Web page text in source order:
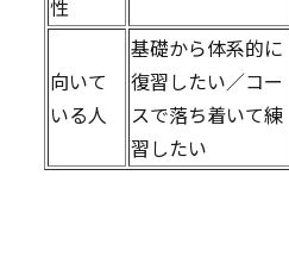
性
向いて
いる人
基礎から体系的に
復習したい／コー
スで落ち着いて練
習したい